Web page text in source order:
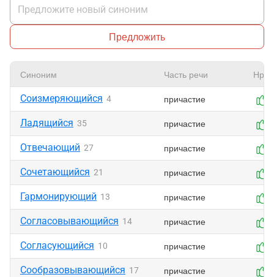
Предложить
Синоним Часть речи
Соизмеряющийся 4 причастие
Ладящийся 35 причастие
Отвечающий 27 причастие
Сочетающийся 21 причастие
Гармонирующий 13 причастие
Согласовывающийся 14 причастие
Согласующийся 10 причастие
Сообразовывающийся 17 причастие